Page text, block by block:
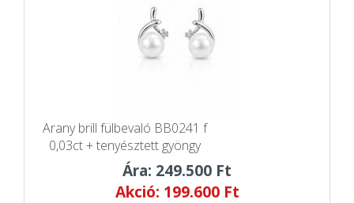
Arany brill fülbevaló BB0241 f
0,03ct + tenyésztett gyöngy
Ára: 249.500 Ft
Akció: 199.600 Ft